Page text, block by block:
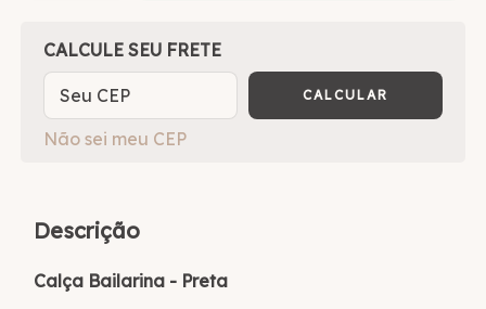
OPÇÕES DE FRETE
CALCULE SEU FRETE
CALCULAR
Não sei meu CEP
Descrição
Calça Bailarina - Preta